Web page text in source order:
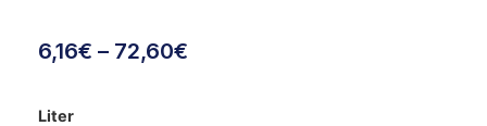
6,16€ – 72,60€
Liter